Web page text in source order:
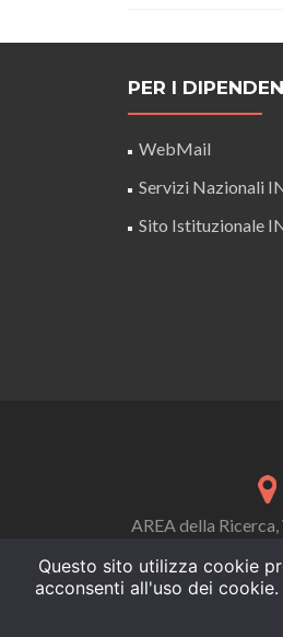
PER I
WebMail
Servizi Nazionali
Sito Istituzionale
AREA della
Questo sito utilizza cookie
acconsenti all'uso dei